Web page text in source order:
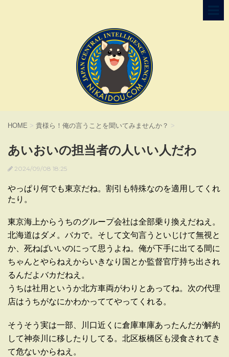
HOME > 貴様ら！俺の言うことを聞いてみませんか？ >
あいおいの担当者の人いい人だわ
2024/09/08 18:25
やっぱり何でも東京だね。割引も特殊なのを適用してくれ
たり。
東京海上からうちのグループ会社は全部乗り換えだねえ。
北海道はダメ。バカで。そして文句言うといじけて無視と
か、死ねばいいのにって思うよね。俺が下手に出てる間に
ちゃんとやらねえからいきなり国とか監督官庁持ち出され
るんだよバカだねえ。
うちは社用というか北方車両がわりとあってね。次の代理
店はうちがなにかわかっててやってくれる。
そうそう実は一部、川口近くに倉庫車庫あったんだが解約
して神奈川に移したりしてる。北区板橋区も浸食されてき
て危ないからねえ。